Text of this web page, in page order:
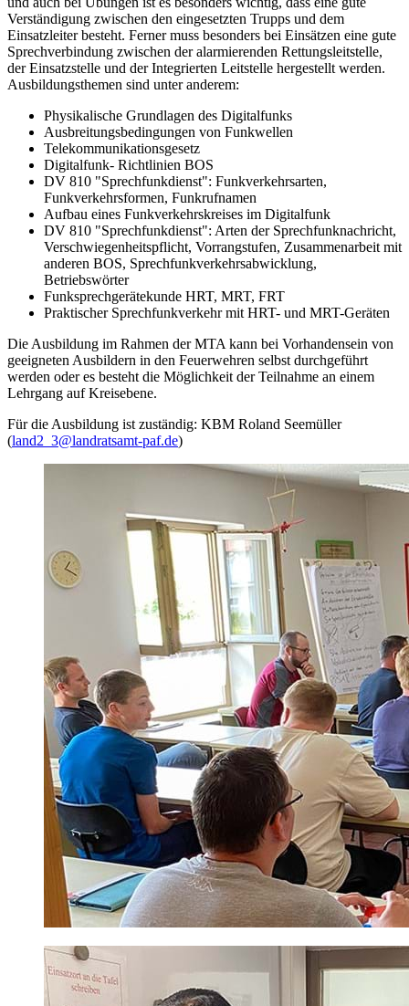
Verständigung zwischen den eingesetzten Trupps und dem
Einsatzleiter besteht. Ferner muss besonders bei Einsätzen eine gute
Sprechverbindung zwischen der alarmierenden Rettungsleitstelle,
der Einsatzstelle und der Integrierten Leitstelle hergestellt werden.
Ausbildungsthemen sind unter anderem:
Physikalische Grundlagen des Digitalfunks
Ausbreitungsbedingungen von Funkwellen
Telekommunikationsgesetz
Digitalfunk- Richtlinien BOS
DV 810 "Sprechfunkdienst": Funkverkehrsarten,
Funkverkehrsformen, Funkrufnamen
Aufbau eines Funkverkehrskreises im Digitalfunk
DV 810 "Sprechfunkdienst": Arten der Sprechfunknachricht,
Verschwiegenheitspflicht, Vorrangstufen, Zusammenarbeit mit
anderen BOS, Sprechfunkverkehrsabwicklung,
Betriebswörter
Funksprechgerätekunde HRT, MRT, FRT
Praktischer Sprechfunkverkehr mit HRT- und MRT-Geräten
Die Ausbildung im Rahmen der MTA kann bei Vorhandensein von
geeigneten Ausbildern in den Feuerwehren selbst durchgeführt
werden oder es besteht die Möglichkeit der Teilnahme an einem
Lehrgang auf Kreisebene.
Für die Ausbildung ist zuständig: KBM Roland Seemüller
(land2_3@landratsamt-paf.de)